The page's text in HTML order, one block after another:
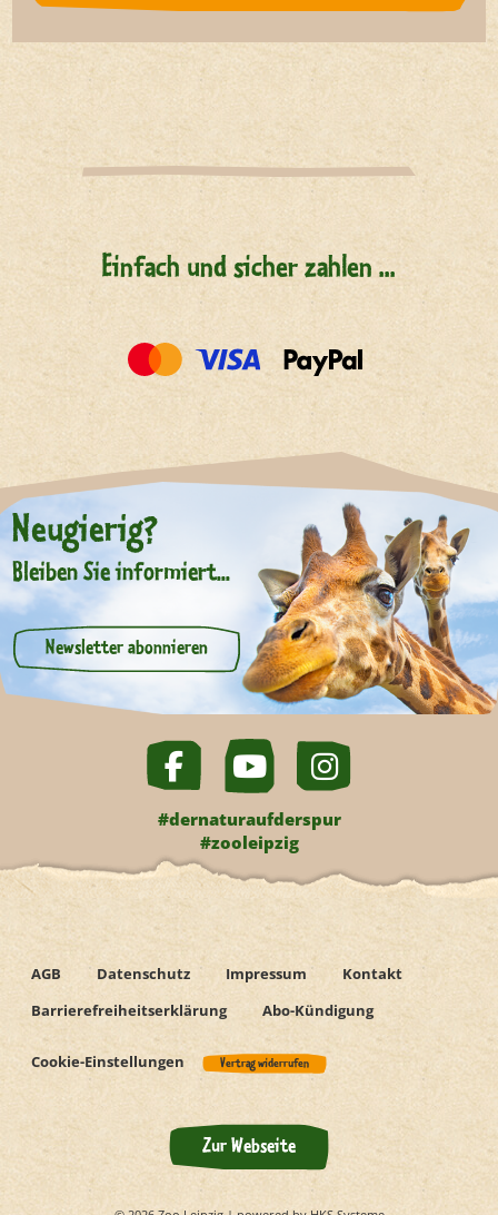
Einfach und sicher zahlen ...
Neugierig?
Bleiben Sie informiert...
Newsletter abonnieren
#dernaturaufderspur
#zooleipzig
AGB Datenschutz Impressum
Kontakt
Barrierefreiheitserklärung
Abo-Kündigung
Cookie-Einstellungen Vertrag widerrufen
Zur Webseite